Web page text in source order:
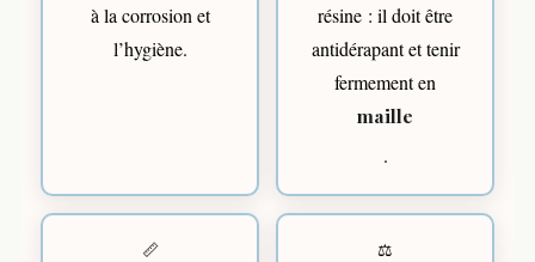
à la corrosion et
l’hygiène.
résine : il doit être
antidérapant et tenir
fermement en
maille
.
📏 ⚖️